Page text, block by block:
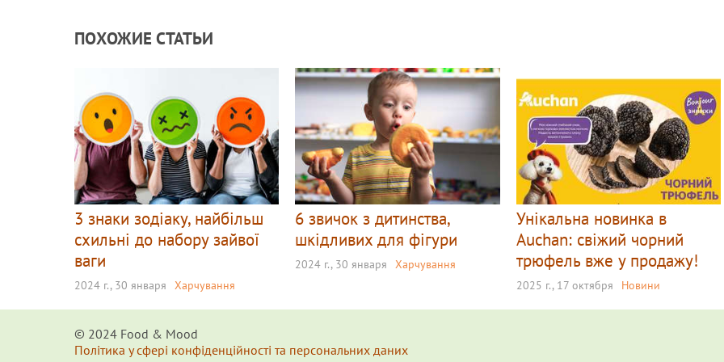
ПОХОЖИЕ СТАТЬИ
3 знаки зодіаку, найбільш
схильні до набору зайвої
ваги
2024 г., 30 января Харчування
6 звичок з дитинства,
шкідливих для фігури
2024 г., 30 января Харчування
Унікальна новинка в
Auchan: свіжий чорний
трюфель вже у продажу!
2025 г., 17 октября Новини
© 2024 Food & Мood
Політика у сфері конфіденційності та персональних даних